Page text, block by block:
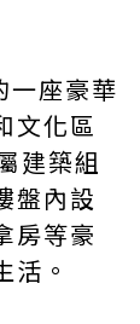
座豪華
文化區
建築組
盤內設
房等豪
活。